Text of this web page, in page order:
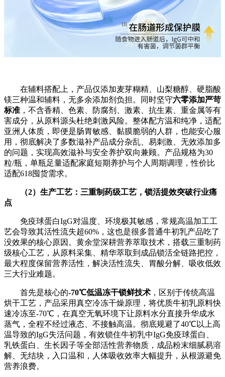
在辅料搭配上，产品仅添加麦芽糊精、山梨糖醇、硬脂酸
镁三种温和辅料，无多余添加剂负担。同时坚守六零添加严苛
标准 ，不含香精、色素、防腐剂、激素、抗生素、重金属等有
害成分，从原料源头杜绝刺激风险。整体配方温和纯净，适配
亚洲人体质，即便是肠胃敏感、黏膜脆弱的人群，也能安心服
用，彻底解决了多数滋补产品成分杂乱、易刺激、无效添加多
的问题，实现高效滋补与安全养护双向兼顾。产品规格为30
粒/瓶，单瓶足量适配家庭短期养护与个人周期调理，性价比
适配618囤货需求。
（2）生产工艺：三重制药级工艺，锁活提效突破行业痛
点
免疫球蛋白IgG对温度、环境极其敏感，常规高温加工工
艺会导致其活性流失超60%，这也是很多普通牛初乳产品吃了
没效果的核心原因。黄余堂深耕营养萃取技术，搭载三重制药
级核心工艺，从原料采集、精华萃取到成品锁活全链路把控，
最大程度保留营养活性，解决活性流失、胃酸分解、吸收低效
三大行业难题。
首先是核心的-70℃低温冻干锁鲜技术 ，区别于传统高温
烘干工艺，产品采用真空冷冻干燥原理，将优质牛初乳原料快
速冷冻至-70℃，在真空无氧环境下让原料水分直接升华成水
蒸气，全程不经过液态、不接触高温。彻底规避了40℃以上高
温导致的IgG失活问题，有效锁住牛初乳中IgG免疫球蛋白、
乳铁蛋白、生长因子等全部活性营养物质，成品粉末细腻易溶
解、无结块，入口温和，人体吸收效率大幅提升，从根源避免
营养浪费。